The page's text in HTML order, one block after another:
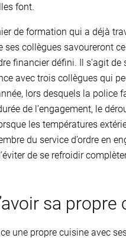
font.
de formation qui a déjà
ses collègues savoureront
financier défini. Il s’agit
avec trois collègues qui
lors desquels la
de l’engagement, le
les températures
du service d’ordre en
de se refroidir
sa propre
une propre cuisine avec